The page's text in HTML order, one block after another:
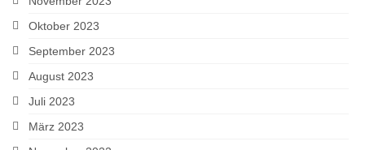
Oktober 2023
September 2023
August 2023
Juli 2023
März 2023